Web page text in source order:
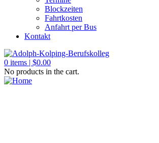
Blockzeiten
Fahrtkosten
Anfahrt per Bus
Kontakt
0 items | $0.00
No products in the cart.